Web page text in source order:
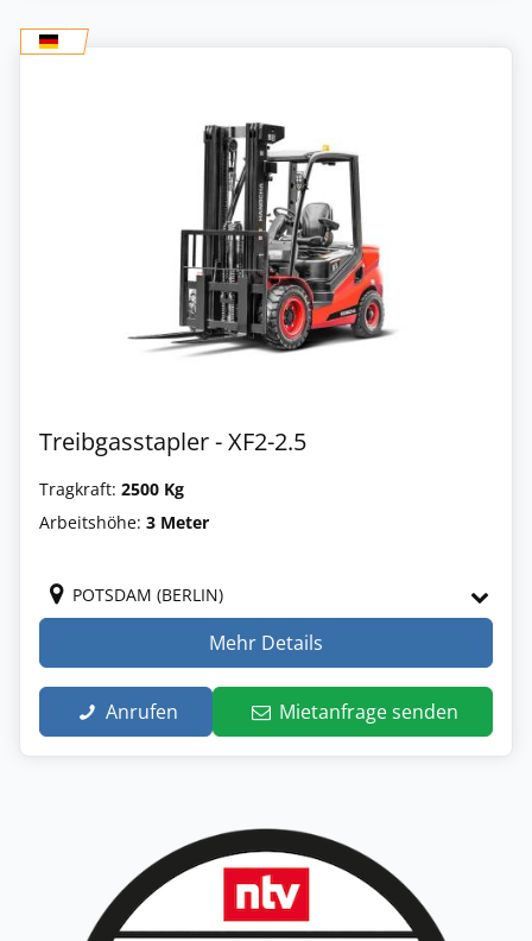
Treibgasstapler - XF2-2.5
Tragkraft: 2500 Kg
Arbeitshöhe: 3 Meter
POTSDAM (BERLIN)
Mehr Details
Anrufen Mietanfrage senden